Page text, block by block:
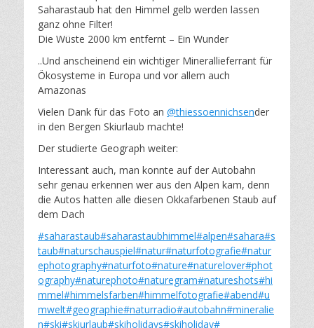
Saharastaub hat den Himmel gelb werden lassen
ganz ohne Filter!
Die Wüste 2000 km entfernt – Ein Wunder
..Und anscheinend ein wichtiger Minerallieferrant für
Ökosysteme in Europa und vor allem auch
Amazonas
Vielen Dank für das Foto an @thiessoennichsender
in den Bergen Skiurlaub machte!
Der studierte Geograph weiter:
Interessant auch, man konnte auf der Autobahn
sehr genau erkennen wer aus den Alpen kam, denn
die Autos hatten alle diesen Okkafarbenen Staub auf
dem Dach
#saharastaub#saharastaubhimmel#alpen#sahara#s
taub#naturschauspiel#natur#naturfotografie#natur
ephotography#naturfoto#nature#naturelover#phot
ography#naturephoto#naturegram#natureshots#hi
mmel#himmelsfarben#himmelfotografie#abend#u
mwelt#geographie#naturradio#autobahn#mineralie
n#ski#skiurlaub#skiholidays#skiholiday#